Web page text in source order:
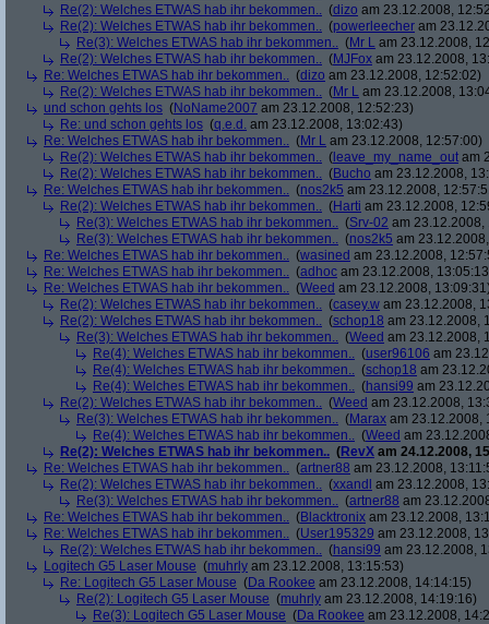
Re(2): Welches ETWAS hab ihr bekommen.. (dizo am 23.12.2008,
Re(2): Welches ETWAS hab ihr bekommen.. (powerleecher am
Re(3): Welches ETWAS hab ihr bekommen.. (Mr L am 23.12.2008,
Re(2): Welches ETWAS hab ihr bekommen.. (MJFox am 23.12.2008,
Re: Welches ETWAS hab ihr bekommen.. (dizo am 23.12.2008, 12:52:02)
Re(2): Welches ETWAS hab ihr bekommen.. (Mr L am 23.12.2008,
und schon gehts los (NoName2007 am 23.12.2008, 12:52:23)
Re: und schon gehts los (q.e.d. am 23.12.2008, 13:02:43)
Re: Welches ETWAS hab ihr bekommen.. (Mr L am 23.12.2008, 12:57:00)
Re(2): Welches ETWAS hab ihr bekommen.. ( leave_my_name_out am
Re(2): Welches ETWAS hab ihr bekommen.. (Bucho am 23.12.2008,
Re: Welches ETWAS hab ihr bekommen.. (nos2k5 am 23.12.2008,
Re(2): Welches ETWAS hab ihr bekommen.. (Harti am 23.12.2008,
Re(3): Welches ETWAS hab ihr bekommen.. (Srv-02 am 23.12.2008,
Re(3): Welches ETWAS hab ihr bekommen.. (nos2k5 am
Re: Welches ETWAS hab ihr bekommen.. (wasined am 23.12.2008,
Re: Welches ETWAS hab ihr bekommen.. (adhoc am 23.12.2008,
Re: Welches ETWAS hab ihr bekommen.. (Weed am 23.12.2008,
Re(2): Welches ETWAS hab ihr bekommen.. (casey.w am 23.12.2008,
Re(2): Welches ETWAS hab ihr bekommen.. (schop18 am 23.12.2008,
Re(3): Welches ETWAS hab ihr bekommen.. (Weed am 23.12.2008,
Re(4): Welches ETWAS hab ihr bekommen.. (user96106 am
Re(4): Welches ETWAS hab ihr bekommen.. (schop18 am
Re(4): Welches ETWAS hab ihr bekommen.. (hansi99 am
Re(2): Welches ETWAS hab ihr bekommen.. (Weed am 23.12.2008,
Re(3): Welches ETWAS hab ihr bekommen.. (Marax am 23.12.2008,
Re(4): Welches ETWAS hab ihr bekommen.. (Weed am
Re(2): Welches ETWAS hab ihr bekommen.. (RevX am 24.12.2008,
Re: Welches ETWAS hab ihr bekommen.. (artner88 am 23.12.2008,
Re(2): Welches ETWAS hab ihr bekommen.. (xxandl am 23.12.2008,
Re(3): Welches ETWAS hab ihr bekommen.. (artner88 am
Re: Welches ETWAS hab ihr bekommen.. (Blacktronix am 23.12.2008,
Re: Welches ETWAS hab ihr bekommen.. (User195329 am 23.12.2008,
Re(2): Welches ETWAS hab ihr bekommen.. (hansi99 am 23.12.2008,
Logitech G5 Laser Mouse (muhrly am 23.12.2008, 13:15:53)
Re: Logitech G5 Laser Mouse (Da Rookee am 23.12.2008, 14:14:15)
Re(2): Logitech G5 Laser Mouse (muhrly am 23.12.2008, 14:19:16)
Re(3): Logitech G5 Laser Mouse (Da Rookee am 23.12.2008,